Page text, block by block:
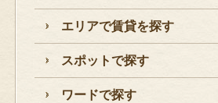
エリアで賃貸を探す
スポットで探す
ワードで探す